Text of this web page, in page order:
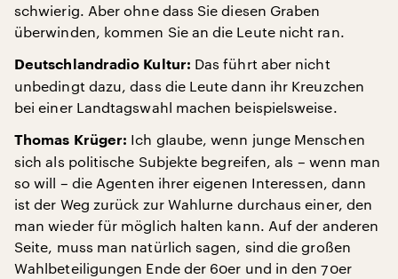
schwierig. Aber ohne dass Sie diesen Graben
überwinden, kommen Sie an die Leute nicht ran.
Deutschlandradio Kultur: Das führt aber nicht
unbedingt dazu, dass die Leute dann ihr Kreuzchen
bei einer Landtagswahl machen beispielsweise.
Thomas Krüger: Ich glaube, wenn junge Menschen
sich als politische Subjekte begreifen, als – wenn man
so will – die Agenten ihrer eigenen Interessen, dann
ist der Weg zurück zur Wahlurne durchaus einer, den
man wieder für möglich halten kann. Auf der anderen
Seite, muss man natürlich sagen, sind die großen
Wahlbeteiligungen Ende der 60er und in den 70er